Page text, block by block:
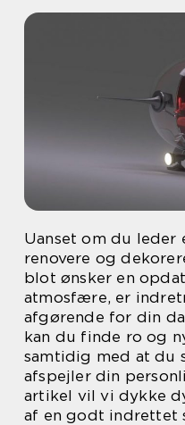
Uanset om du
renovere og
blot ønsker en
atmosfære, er
afgørende for din
kan du finde ro og
samtidig med at du
afspejler din
artikel vil vi dykke
af en godt indrettet